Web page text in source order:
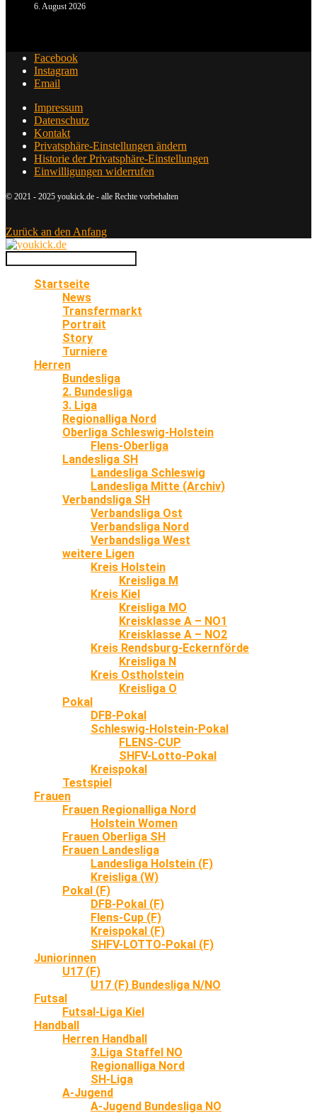
6. August 2026
Facebook
Instagram
Email
Impressum
Datenschutz
Kontakt
Privatsphäre-Einstellungen ändern
Historie der Privatsphäre-Einstellungen
Einwilligungen widerrufen
© 2021 - 2025 youkick.de - alle Rechte vorbehalten
Zurück an den Anfang
Startseite
News
Transfermarkt
Portrait
Story
Turniere
Herren
Bundesliga
2. Bundesliga
3. Liga
Regionalliga Nord
Oberliga Schleswig-Holstein
Flens-Oberliga
Landesliga SH
Landesliga Schleswig
Landesliga Mitte (Archiv)
Verbandsliga SH
Verbandsliga Ost
Verbandsliga Nord
Verbandsliga West
weitere Ligen
Kreis Holstein
Kreisliga M
Kreis Kiel
Kreisliga MO
Kreisklasse A – NO1
Kreisklasse A – NO2
Kreis Rendsburg-Eckernförde
Kreisliga N
Kreis Ostholstein
Kreisliga O
Pokal
DFB-Pokal
Schleswig-Holstein-Pokal
FLENS-CUP
SHFV-Lotto-Pokal
Kreispokal
Testspiel
Frauen
Frauen Regionalliga Nord
Holstein Women
Frauen Oberliga SH
Frauen Landesliga
Landesliga Holstein (F)
Kreisliga (W)
Pokal (F)
DFB-Pokal (F)
Flens-Cup (F)
Kreispokal (F)
SHFV-LOTTO-Pokal (F)
Juniorinnen
U17 (F)
U17 (F) Bundesliga N/NO
Futsal
Futsal-Liga Kiel
Handball
Herren Handball
3.Liga Staffel NO
Regionalliga Nord
SH-Liga
A-Jugend
A-Jugend Bundesliga NO